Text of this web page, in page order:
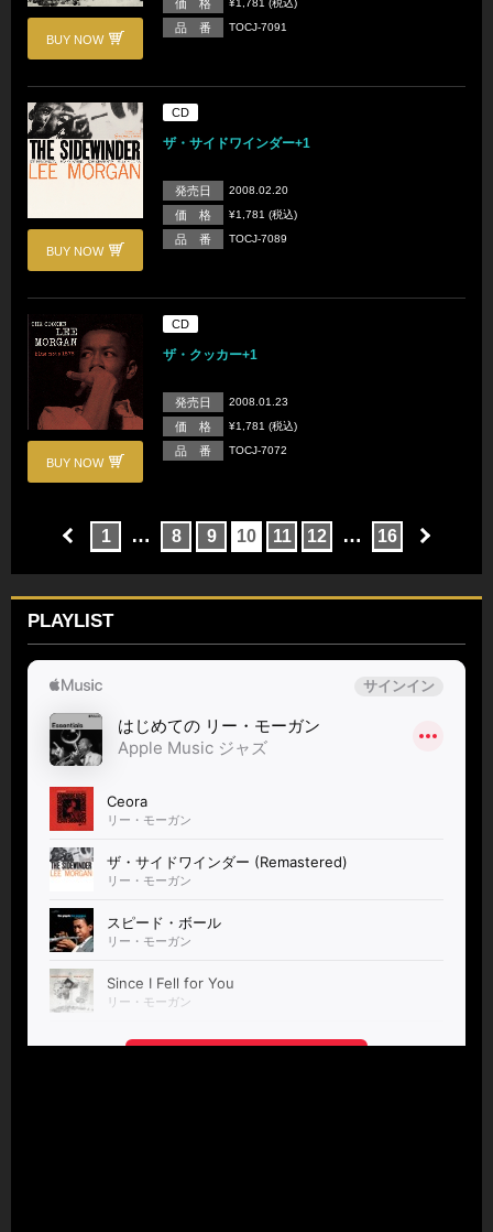
BUY NOW
価 格 ¥1,781 (税込)
品 番 TOCJ-7091
BUY NOW
CD
ザ・サイドワインダー+1
発売日 2008.02.20
価 格 ¥1,781 (税込)
品 番 TOCJ-7089
BUY NOW
CD
ザ・クッカー+1
発売日 2008.01.23
価 格 ¥1,781 (税込)
品 番 TOCJ-7072
1 … 8 9 10 11 12 … 16
PLAYLIST